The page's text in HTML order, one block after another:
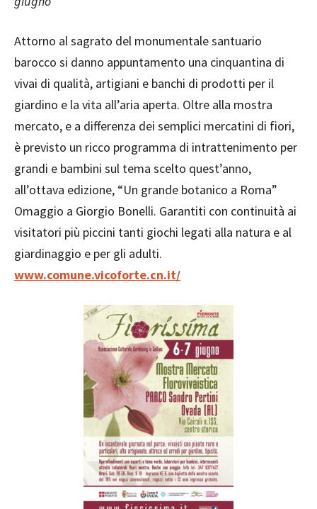
Attorno al sagrato del monumentale santuario
barocco si danno appuntamento una cinquantina di
vivai di qualità, artigiani e banchi di prodotti per il
giardino e la vita all’aria aperta. Oltre alla mostra
mercato, e a differenza dei semplici mercatini di fiori,
è previsto un ricco programma di intrattenimento per
grandi e bambini sul tema scelto quest’anno,
all’ottava edizione, “Un grande botanico a Roma”
Omaggio a Giorgio Bonelli. Garantiti con continuità ai
visitatori più piccini tanti giochi legati alla natura e al
giardinaggio e per gli adulti.
www.comune.vicoforte.cn.it/